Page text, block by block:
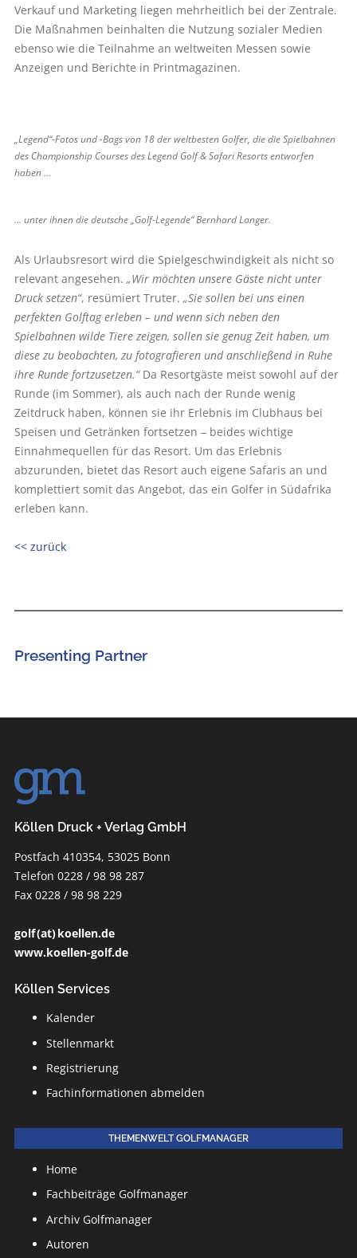
Verkauf und Marketing liegen mehrheitlich bei der Zentrale.
Die Maßnahmen beinhalten die Nutzung sozialer Medien
ebenso wie die Teilnahme an weltweiten Messen sowie
Anzeigen und Berichte in Printmagazinen.
„Legend“-Fotos und -Bags von 18 der weltbesten Golfer, die die Spielbahnen
des Championship Courses des ­Legend Golf & Safari Resorts entworfen
haben …
… unter ihnen die deutsche „Golf-Legende“ Bernhard ­Langer.
Als Urlaubsresort wird die Spielgeschwindigkeit als nicht so
relevant angesehen. „Wir möchten unsere Gäste nicht unter
Druck setzen“, resümiert Truter. „Sie sollen bei uns einen
perfekten Golftag erleben – und wenn sich neben den
Spielbahnen wilde Tiere zeigen, sollen sie genug Zeit haben, um
diese zu beobachten, zu fotografieren und anschließend in Ruhe
ihre Runde fortzusetzen.“Da Resortgäste meist sowohl auf der
Runde (im Sommer), als auch nach der Runde wenig
Zeitdruck haben, können sie ihr Erlebnis im Clubhaus bei
Speisen und Getränken fortsetzen – beides wichtige
Einnahmequellen für das Resort. Um das Erlebnis
abzurunden, bietet das Resort auch eigene Safaris an und
komplettiert somit das Angebot, das ein Golfer in Südafrika
erleben kann.
<< zurück
Presenting Partner
Köllen Druck + Verlag GmbH
Postfach 410354, 53025 Bonn
Telefon 0228 / 98 98 287
Fax 0228 / 98 98 229
golf (at) koellen.de
www.koellen-golf.de
Köllen Services
Kalender
Stellenmarkt
Registrierung
Fachinformationen abmelden
THEMENWELT GOLFMANAGER
Home
Fachbeiträge Golfmanager
Archiv Golfmanager
Autoren